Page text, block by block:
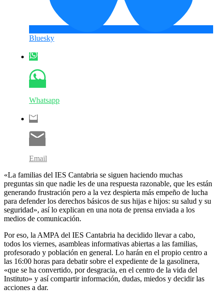
Bluesky
Whatsapp
Email
«La familias del IES Cantabria se siguen haciendo muchas
preguntas sin que nadie les de una respuesta razonable, que les están
generando frustración pero a la vez despierta más empeño de lucha
para defender los derechos básicos de sus hijas e hijos: su salud y su
seguridad», así lo explican en una nota de prensa enviada a los
medios de comunicación.
Por eso, la AMPA del IES Cantabria ha decidido llevar a cabo,
todos los viernes, asambleas informativas abiertas a las familias,
profesorado y población en general. Lo harán en el propio centro a
las 16:00 horas para debatir sobre el expediente de la gasolinera,
«que se ha convertido, por desgracia, en el centro de la vida del
Instituto» y así compartir información, dudas, miedos y decidir las
acciones a dar.